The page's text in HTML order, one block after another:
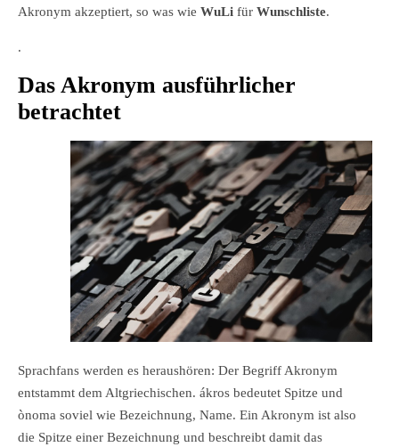
Akronym akzeptiert, so was wie WuLi für Wunschliste.
.
Das Akronym ausführlicher
betrachtet
Sprachfans werden es heraushören: Der Begriff Akronym
entstammt dem Altgriechischen. ákros bedeutet Spitze und
ònoma soviel wie Bezeichnung, Name. Ein Akronym ist also
die Spitze einer Bezeichnung und beschreibt damit das